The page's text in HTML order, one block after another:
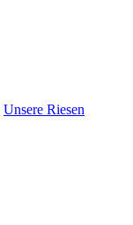
Unsere Riesen